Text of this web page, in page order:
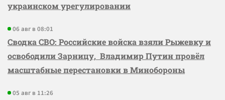
украинском урегулировании
06 авг в 08:01
Сводка СВО: Российские войска взяли Рыжевку и
освободили Зарницу, Владимир Путин провёл
масштабные перестановки в Минобороны
05 авг в 11:26